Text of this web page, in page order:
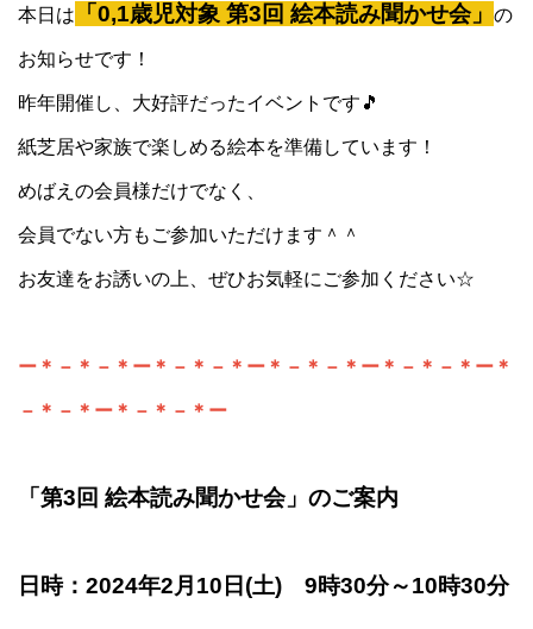
本日は 「0,1歳児対象 第3回 絵本読み聞かせ会」 の
お知らせです！
昨年開催し、大好評だったイベントです🎵
紙芝居や家族で楽しめる絵本を準備しています！
めばえの会員様だけでなく、
会員でない方もご参加いただけます＾＾
お友達をお誘いの上、ぜひお気軽にご参加ください☆
ー＊－＊－＊ー＊－＊－＊ー＊－＊－＊ー＊－＊－＊ー＊
－＊－＊ー＊－＊－＊ー
「第3回 絵本読み聞かせ会」のご案内
日時：2024年2月10日(土) 9時30分～10時30分